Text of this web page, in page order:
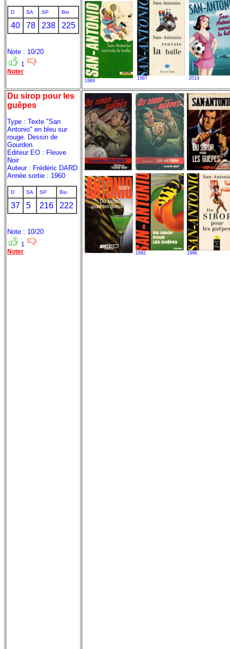
D SA SP Bio
40 78 238 225
Note : 10/20
1
Noter
1989 1997 2014
Du sirop pour les
guêpes
Type : Texte "San
Antonio" en bleu sur
rouge. Dessin de
Gourdon.
Editeur EO : Fleuve
Noir
Auteur : Frédéric DARD
Année sortie : 1960
D SA SP Bio
37 5 216 222
Note : 10/20
1
Noter
1992 1996